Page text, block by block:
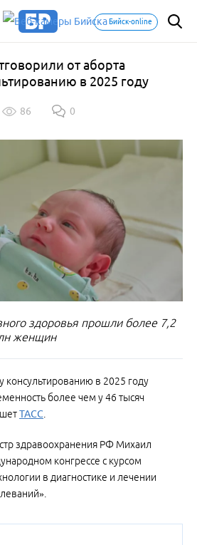
Бийск-online
от аборта
в 2025 году
86 0
здоровья прошли более 7,2
женщин
консультированию в 2025 году
более чем у 46 тысяч
ТАСС.
здравоохранения РФ Михаил
конгрессе с курсом
в диагностике и лечении